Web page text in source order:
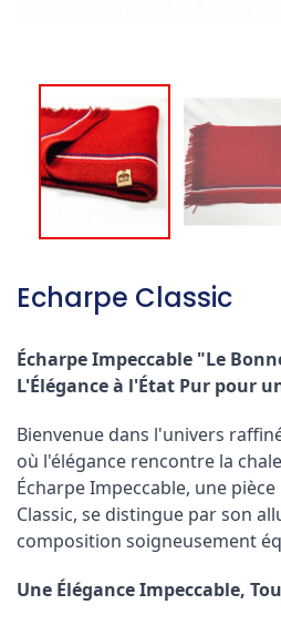
Echarpe Classic
Écharpe Impeccable "Le
L'Élégance à l'État Pur pour
Bienvenue dans l'univers
où l'élégance rencontre la
Écharpe Impeccable, une
Classic, se distingue par son
composition soigneusement
Une Élégance Impeccable,